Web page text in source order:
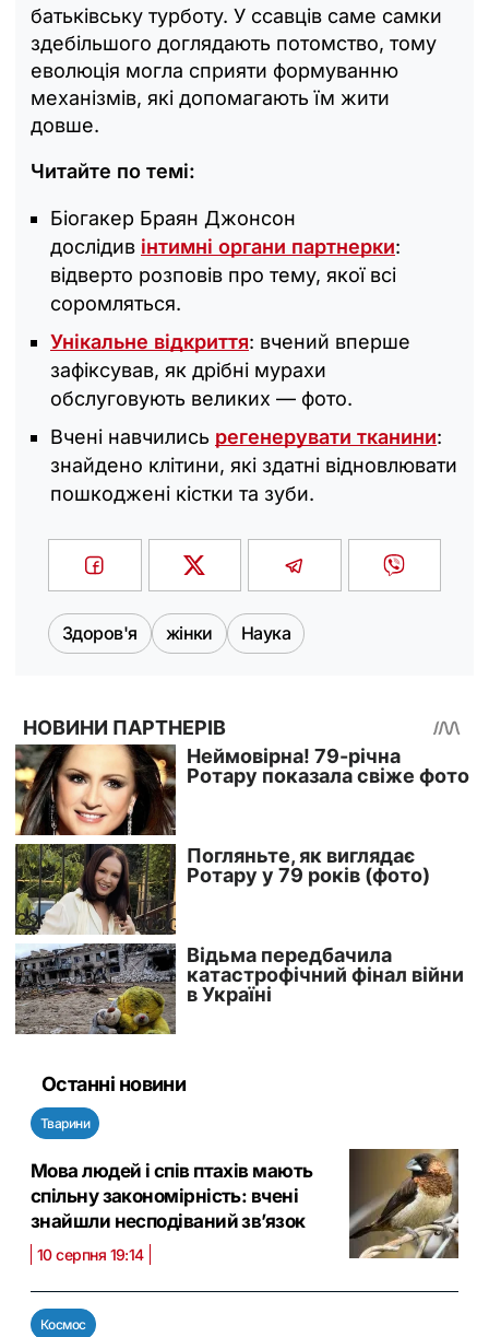
батьківську турботу. У ссавців саме самки
здебільшого доглядають потомство, тому
еволюція могла сприяти формуванню
механізмів, які допомагають їм жити
довше.
Читайте по темі:
Біогакер Браян Джонсон
дослідив інтимні органи партнерки:
відверто розповів про тему, якої всі
соромляться.
Унікальне відкриття: вчений вперше
зафіксував, як дрібні мурахи
обслуговують великих — фото.
Вчені навчились регенерувати тканини:
знайдено клітини, які здатні відновлювати
пошкоджені кістки та зуби.
Здоров'я жінки Наука
Останні новини
Тварини
Мова людей і спів птахів мають
спільну закономірність: вчені
знайшли несподіваний зв’язок
10 серпня 19:14
Космос